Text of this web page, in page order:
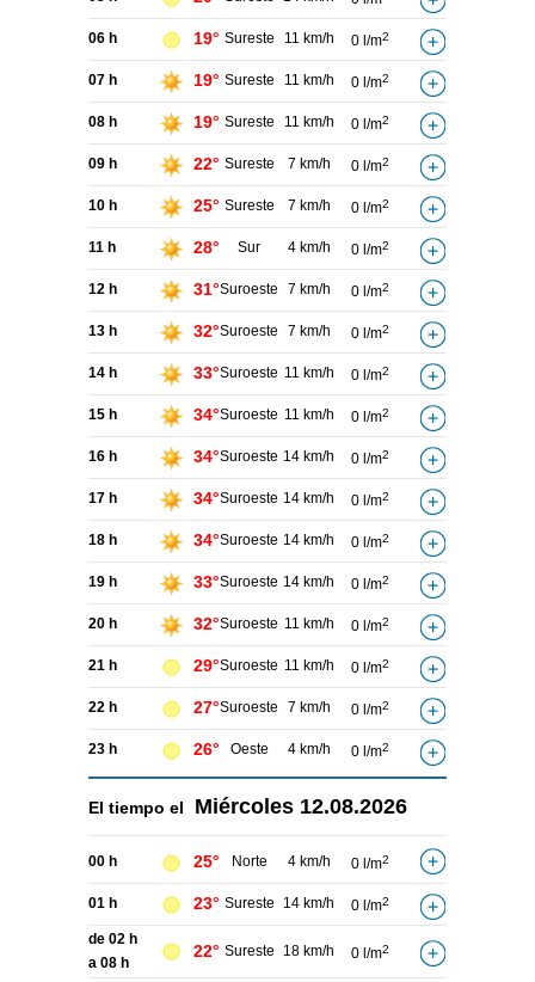
06 h 19° Sureste 11 km/h 0 l/m2
07 h 19° Sureste 11 km/h 0 l/m2
08 h 19° Sureste 11 km/h 0 l/m2
09 h 22° Sureste 7 km/h 0 l/m2
10 h 25° Sureste 7 km/h 0 l/m2
11 h 28° Sur 4 km/h 0 l/m2
12 h 31°Suroeste 7 km/h 0 l/m2
13 h 32°Suroeste 7 km/h 0 l/m2
14 h 33°Suroeste 11 km/h 0 l/m2
15 h 34°Suroeste 11 km/h 0 l/m2
16 h 34°Suroeste 14 km/h 0 l/m2
17 h 34°Suroeste 14 km/h 0 l/m2
18 h 34°Suroeste 14 km/h 0 l/m2
19 h 33°Suroeste 14 km/h 0 l/m2
20 h 32°Suroeste 11 km/h 0 l/m2
21 h 29°Suroeste 11 km/h 0 l/m2
22 h 27°Suroeste 7 km/h 0 l/m2
23 h 26° Oeste 4 km/h 0 l/m2
El tiempo el Miércoles 12.08.2026
00 h 25° Norte 4 km/h 0 l/m2
01 h 23° Sureste 14 km/h 0 l/m2
de 02 h
a 08 h
22° Sureste 18 km/h 0 l/m2